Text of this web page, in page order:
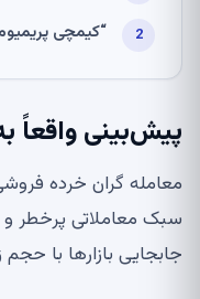
“کیمچی
پیش‌بینی
معامله گران خرده
سبک معاملاتی پرخطر و
جابجایی بازارها با